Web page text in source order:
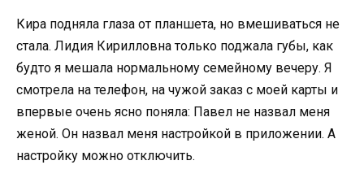
Кира подняла глаза от планшета, но вмешиваться не
стала. Лидия Кирилловна только поджала губы, как
будто я мешала нормальному семейному вечеру. Я
смотрела на телефон, на чужой заказ с моей карты и
впервые очень ясно поняла: Павел не назвал меня
женой. Он назвал меня настройкой в приложении. А
настройку можно отключить.